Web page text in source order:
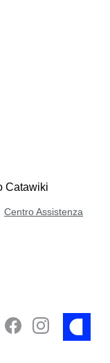
Catawiki
Centro Assistenza